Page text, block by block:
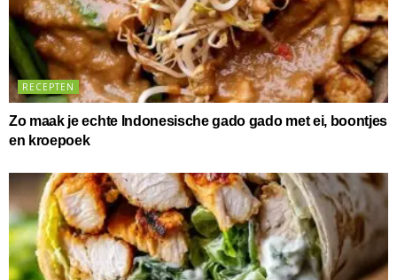
RECEPTEN
Zo maak je echte Indonesische gado gado met ei, boontjes
en kroepoek